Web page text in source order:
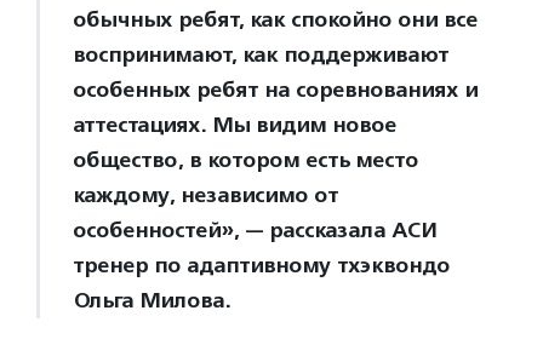
обычных ребят, как спокойно они все
воспринимают, как поддерживают
особенных ребят на соревнованиях и
аттестациях. Мы видим новое
общество, в котором есть место
каждому, независимо от
особенностей», — рассказала АСИ
тренер по адаптивному тхэквондо
Ольга Милова.